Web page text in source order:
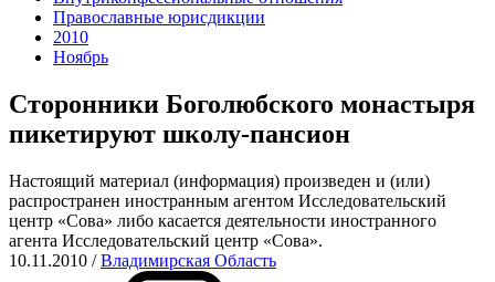
Православные юрисдикции
2010
Ноябрь
Сторонники Боголюбского монастыря
пикетируют школу-пансион
Настоящий материал (информация) произведен и (или)
распространен иностранным агентом Исследовательский
центр «Сова» либо касается деятельности иностранного
агента Исследовательский центр «Сова».
10.11.2010 /Владимирская Область